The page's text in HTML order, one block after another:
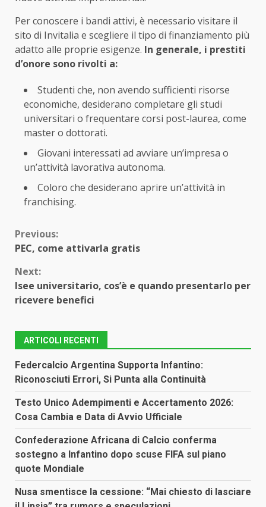
Per conoscere i bandi attivi, è necessario visitare il
sito di Invitalia e scegliere il tipo di finanziamento più
adatto alle proprie esigenze. In generale, i prestiti
d’onore sono rivolti a:
Studenti che, non avendo sufficienti risorse
economiche, desiderano completare gli studi
universitari o frequentare corsi post-laurea, come
master o dottorati.
Giovani interessati ad avviare un’impresa o
un’attività lavorativa autonoma.
Coloro che desiderano aprire un’attività in
franchising.
Continue
Previous:
PEC, come attivarla gratis
Next:
Isee universitario, cos’è e quando presentarlo per
ricevere benefici
ARTICOLI RECENTI
Federcalcio Argentina Supporta Infantino:
Riconosciuti Errori, Si Punta alla Continuità
Testo Unico Adempimenti e Accertamento 2026:
Cosa Cambia e Data di Avvio Ufficiale
Confederazione Africana di Calcio conferma
sostegno a Infantino dopo scuse FIFA sul piano
quote Mondiale
Nusa smentisce la cessione: “Mai chiesto di lasciare